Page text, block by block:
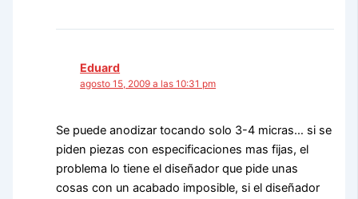
Eduard
agosto 15, 2009 a las 10:31 pm
Se puede anodizar tocando solo 3-4 micras… si se
piden piezas con especificaciones mas fijas, el
problema lo tiene el diseñador que pide unas
cosas con un acabado imposible, si el diseñador